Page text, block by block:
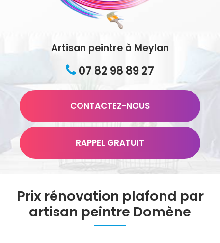
Artisan peintre à Meylan
07 82 98 89 27
CONTACTEZ-NOUS
RAPPEL GRATUIT
Prix rénovation plafond par
artisan peintre Domène